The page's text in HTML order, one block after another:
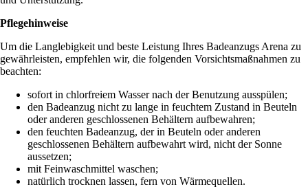
Pflegehinweise
Um die Langlebigkeit und beste Leistung Ihres Badeanzugs Arena zu
gewährleisten, empfehlen wir, die folgenden Vorsichtsmaßnahmen zu
beachten:
sofort in chlorfreiem Wasser nach der Benutzung ausspülen;
den Badeanzug nicht zu lange in feuchtem Zustand in Beuteln
oder anderen geschlossenen Behältern aufbewahren;
den feuchten Badeanzug, der in Beuteln oder anderen
geschlossenen Behältern aufbewahrt wird, nicht der Sonne
aussetzen;
mit Feinwaschmittel waschen;
natürlich trocknen lassen, fern von Wärmequellen.